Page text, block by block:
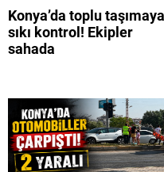
Konya’da toplu taşımaya
sıkı kontrol! Ekipler
sahada